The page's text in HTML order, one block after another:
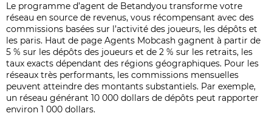
Le programme d’agent de Betandyou transforme votre
réseau en source de revenus, vous récompensant avec des
commissions basées sur l’activité des joueurs, les dépôts et
les paris. Haut de page Agents Mobcash gagnent à partir de
5 % sur les dépôts des joueurs et de 2 % sur les retraits, les
taux exacts dépendant des régions géographiques. Pour les
réseaux très performants, les commissions mensuelles
peuvent atteindre des montants substantiels. Par exemple,
un réseau générant 10 000 dollars de dépôts peut rapporter
environ 1 000 dollars.